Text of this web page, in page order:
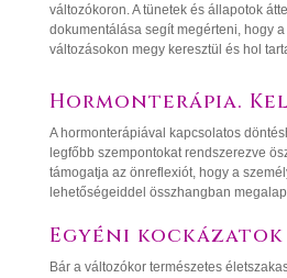
változókoron. A tünetek és állapotok
dokumentálása segít megérteni, hogy
változásokon megy keresztül és hol
Hormonterápia.
A hormonterápiával kapcsolatos
legfőbb szempontokat rendszerezve
támogatja az önreflexiót, hogy a
lehetőségeiddel összhangban
Egyéni
Bár a változókor természetes